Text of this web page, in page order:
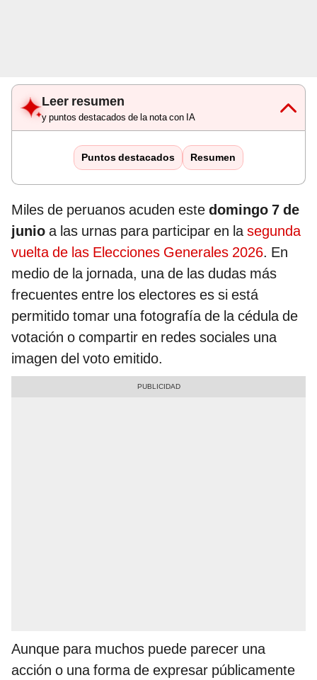
Leer resumen
y puntos destacados de la nota con IA
Puntos destacados Resumen
Miles de peruanos acuden este domingo 7 de
junio a las urnas para participar en lasegunda
vuelta de las Elecciones Generales 2026. En
medio de la jornada, una de las dudas más
frecuentes entre los electores es si está
permitido tomar una fotografía de la cédula de
votación o compartir en redes sociales una
imagen del voto emitido.
Aunque para muchos puede parecer una
acción o una forma de expresar públicamente